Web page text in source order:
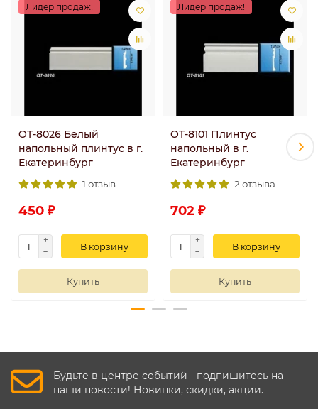
Лидер продаж!
OT-8026 Белый
напольный плинтус в г.
Екатеринбург
1 отзыв
450 ₽
В корзину
Купить
Лидер продаж!
OT-8101 Плинтус
напольный в г.
Екатеринбург
2 отзыва
702 ₽
В корзину
Купить
Будьте в центре событий - подпишитесь на
наши новости! Новинки, скидки, акции.